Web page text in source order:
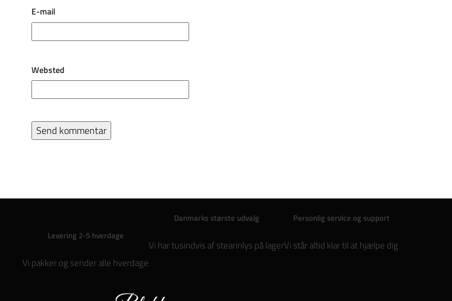
E-mail
Websted
Levering 2-5 hverdage
Vi pakker og sender alle hverdage
Danmarks største udvalg
Vi har tusindvis af stearinlys på lager
Personlig service og support
Vi står altid klar til at hjælpe dig